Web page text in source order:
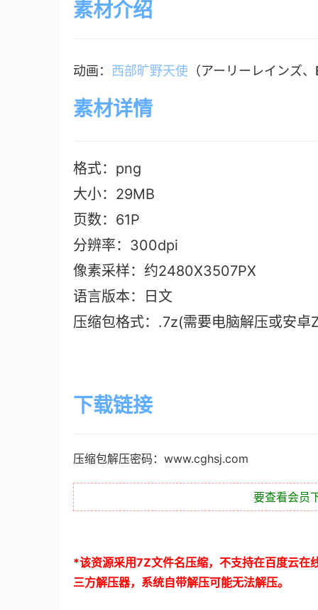
素材介绍
动画： 西部旷野天使 （アーリーレインズ
素材详情
格式：png
大小：29MB
页数：61P
分辨率：300dpi
像素采样：约2480X3507PX
语言版本：日文
压缩包格式：.7z(需要电脑解压或安
下载链接
压缩包解压密码：www.cghsj.com
要查看会员
*该资源采用7Z文件名压缩，不支持在百度云在
三方解压器，系统自带解压可能无法解压。